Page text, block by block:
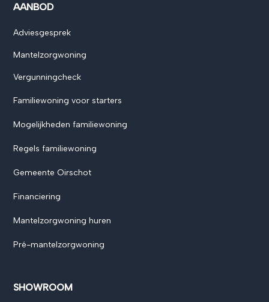
AANBOD
Adviesgesprek
Mantelzorgwoning
Vergunningcheck
Familiewoning voor starters
Mogelijkheden familiewoning
Regels familiewoning
Gemeente Oirschot
Financiering
Mantelzorgwoning huren
Pré-mantelzorgwoning
SHOWROOM